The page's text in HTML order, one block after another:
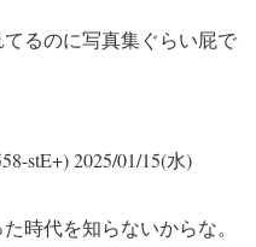
るのに写真集ぐらい屁で
stE+)2025/01/15(水)
時代を知らないからな。